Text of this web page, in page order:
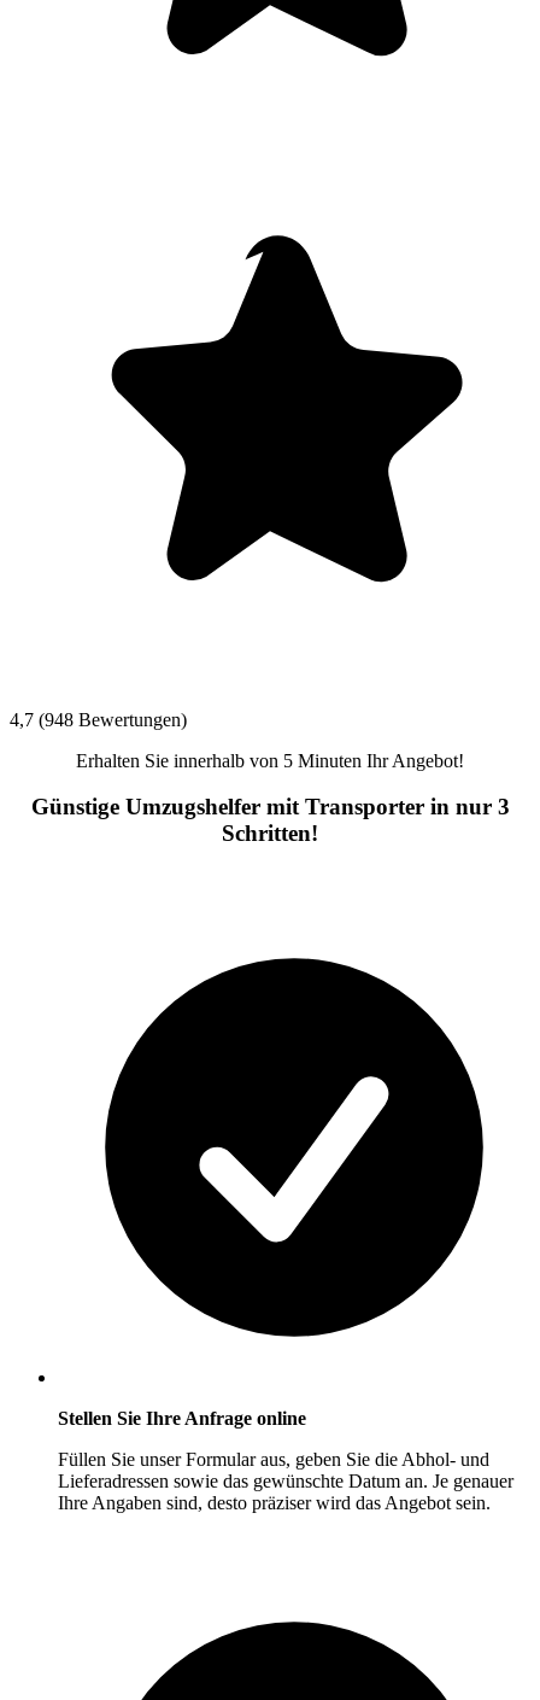
4,7 (948 Bewertungen)
Erhalten Sie innerhalb von 5 Minuten Ihr Angebot!
Günstige Umzugshelfer mit Transporter in nur 3
Schritten!
Stellen Sie Ihre Anfrage online
Füllen Sie unser Formular aus, geben Sie die Abhol- und
Lieferadressen sowie das gewünschte Datum an. Je genauer
Ihre Angaben sind, desto präziser wird das Angebot sein.